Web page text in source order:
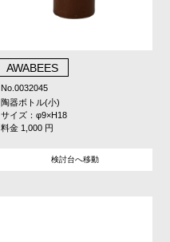
AWABEES
No.0032045
陶器ボトル(小)
サイズ：φ9×H18
料金 1,000 円
検討台へ移動